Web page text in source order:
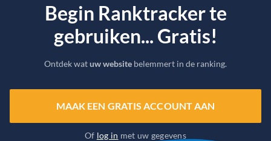
Begin Ranktracker te
gebruiken... Gratis!
Ontdek watuw website belemmert in de ranking.
MAAK EEN GRATIS ACCOUNT AAN
Of log in met uw gegevens